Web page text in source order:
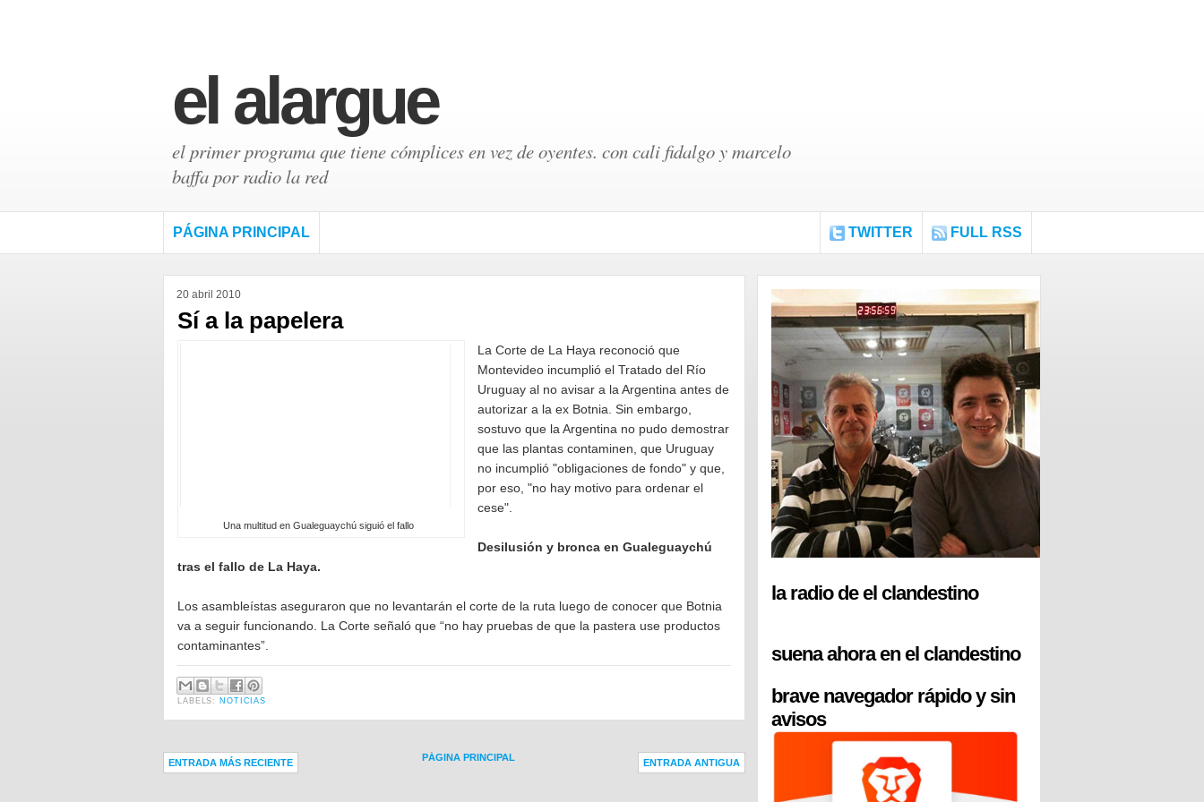
el alargue
el primer programa que tiene cómplices en vez de oyentes. con cali fidalgo y marcelo
baffa por radio la red
PÁGINA PRINCIPAL TWITTER FULL RSS
20 abril 2010
Sí a la papelera
Una multitud en Gualeguaychú siguió el fallo
La Corte de La Haya reconoció que
Montevideo incumplió el Tratado del Río
Uruguay al no avisar a la Argentina antes de
autorizar a la ex Botnia. Sin embargo,
sostuvo que la Argentina no pudo demostrar
que las plantas contaminen, que Uruguay
no incumplió "obligaciones de fondo" y que,
por eso, "no hay motivo para ordenar el
cese".
Desilusión y bronca en Gualeguaychú
tras el fallo de La Haya.
Los asambleístas aseguraron que no levantarán el corte de la ruta luego de conocer que Botnia
va a seguir funcionando. La Corte señaló que “no hay pruebas de que la pastera use productos
contaminantes”.
LABELS: NOTICIAS
ENTRADA MÁS RECIENTE ENTRADA ANTIGUA
PÁGINA PRINCIPAL
la radio de el clandestino
suena ahora en el clandestino
brave navegador rápido y sin
avisos